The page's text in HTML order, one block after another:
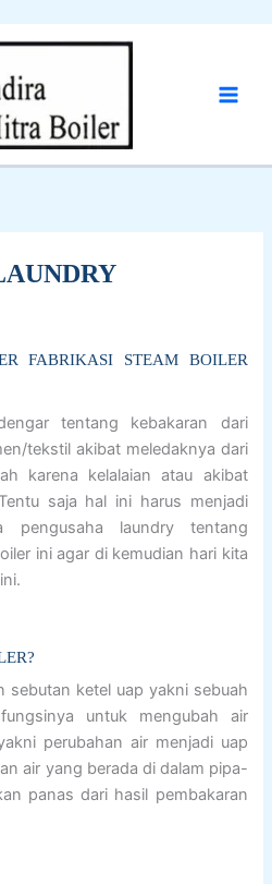
FABRIKASI STEAM BOILER
tentang kebakaran dari
tekstil akibat meledaknya dari
karena kelalaian atau akibat
saja hal ini harus menjadi
pengusaha laundry tentang
ini agar di kemudian hari kita
sebutan ketel uap yakni sebuah
untuk mengubah air
perubahan air menjadi uap
air yang berada di dalam pipa-
panas dari hasil pembakaran